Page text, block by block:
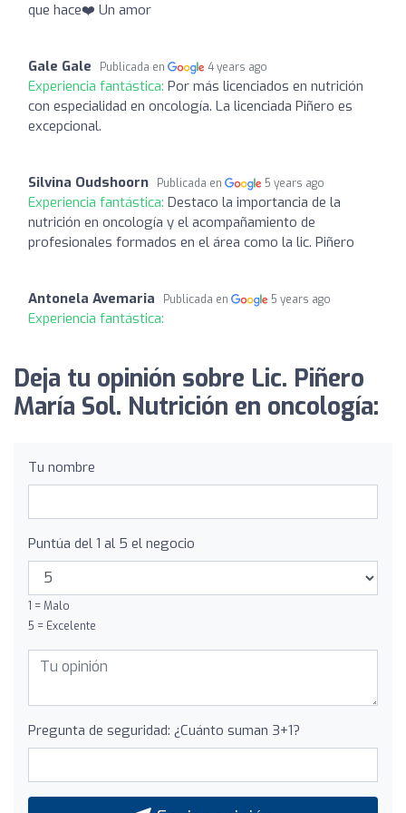
que hace❤️ Un amor
Gale Gale Publicada en 4 years ago
Experiencia fantástica: Por más licenciados en nutrición
con especialidad en oncología. La licenciada Piñero es
excepcional.
Silvina Oudshoorn Publicada en 5 years ago
Experiencia fantástica: Destaco la importancia de la
nutrición en oncología y el acompañamiento de
profesionales formados en el área como la lic. Piñero
Antonela Avemaria Publicada en 5 years ago
Experiencia fantástica:
Deja tu opinión sobre Lic. Piñero
María Sol. Nutrición en oncología:
Tu nombre
Puntúa del 1 al 5 el negocio
1 = Malo
5 = Excelente
Pregunta de seguridad: ¿Cuánto suman 3+1?